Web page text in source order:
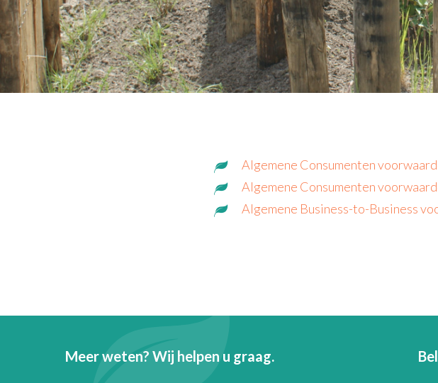
Algemene Consumenten
Algemene Consumenten
Algemene Business-to-Business
Meer weten? Wij helpen u graag.